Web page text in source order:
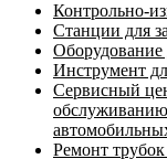
Контрольно-
Станции для
Оборудование
Инструмент
Сервисный
Ремонт